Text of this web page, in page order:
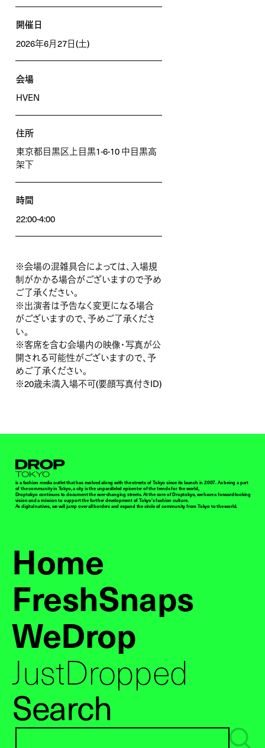
開催日
2026年6月27日(土)
会場
HVEN
住所
東京都目黒区上目黒1-6-10 中目黒高
架下
時間
22:00-4:00
※会場の混雑具合によっては、入場規
制がかかる場合がございますので予め
ご了承ください。
※出演者は予告なく変更になる場合
がございますので、予めご了承くださ
い。
※客席を含む会場内の映像・写真が公
開される可能性がございますので、予
めご了承ください。
※20歳未満入場不可(要顔写真付きID)
Droptokyo
is a fashion media outlet that has evolved along with the streets of Tokyo since its launch in 2007. As being a part
of the community in Tokyo, a city is the unparalleled epicenter of the trends for the world,
Droptokyo continues to document the ever-changing streets. At the core of Droptokyo, we have a forward-looking
vision and a mission to support the further development of Tokyo’s fashion culture.
As digital natives, we will jump over all borders and expand the circle of community from Tokyo to the world.
Home
FreshSnaps
WeDrop
JustDropped
Search